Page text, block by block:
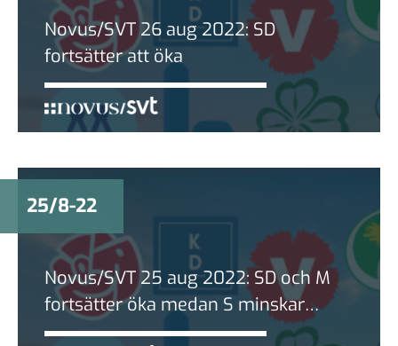
Novus/SVT 26 aug 2022: SD
fortsätter att öka
25/8-22
Novus/SVT 25 aug 2022: SD och M
fortsätter öka medan S minskar
något